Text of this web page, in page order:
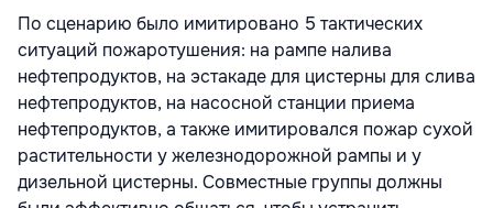
По сценарию было имитировано 5 тактических
ситуаций пожаротушения: на рампе налива
нефтепродуктов, на эстакаде для цистерны для слива
нефтепродуктов, на насосной станции приема
нефтепродуктов, а также имитировался пожар сухой
растительности у железнодорожной рампы и у
дизельной цистерны. Совместные группы должны